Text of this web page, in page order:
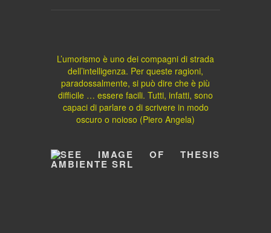
L’umorismo è uno dei compagni di strada
dell’intelligenza. Per queste ragioni,
paradossalmente, si può dire che è più
difficile … essere facili. Tutti, infatti, sono
capaci di parlare o di scrivere in modo
oscuro o noioso (Piero Angela)